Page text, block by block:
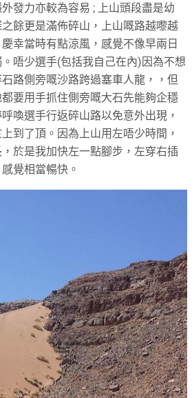
發力亦較為容易 ; 上山頭段盡是幼
餘更是滿佈碎山，上山嘅路越嚟越
幸當時有點涼風，感覺不像早兩日
唔少選手(包括我自己在內) 因為不想
路側旁嘅沙路跨過塞車人龍，，但
要用手抓住側旁嘅大石先能夠企穩
喚選手行返碎山路以免意外出現，
到了頂。因為上山用左唔少時間，
於是我加快左一點腳步，左穿右插
覺相當暢快。